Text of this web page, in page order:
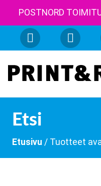
POSTNORD
Etsi
Etusivu / Tuotteet